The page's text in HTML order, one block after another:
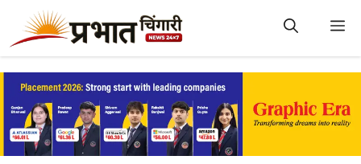
content